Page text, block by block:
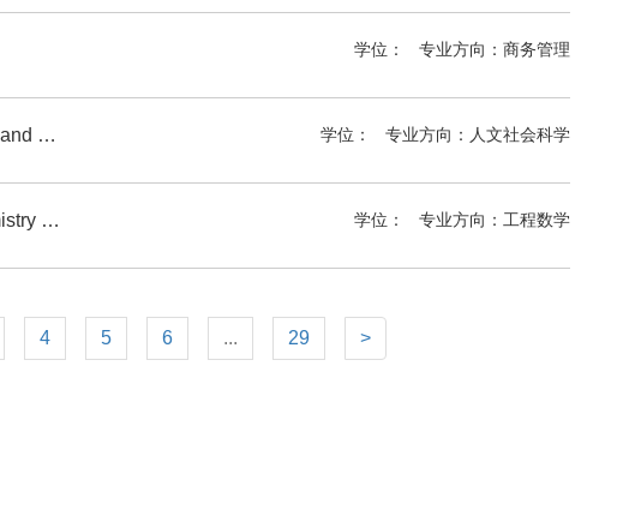
学位： 专业方向： 商务管理
现代语言与文化研究博士 Modern Languages and Culture Studies PhD 学位： 专业方向： 人文社会科学
人工智能和数字化学硕士 AI and Digital Chemistry MSc 学位： 专业方向： 工程数学
4 5 6 ... 29 >